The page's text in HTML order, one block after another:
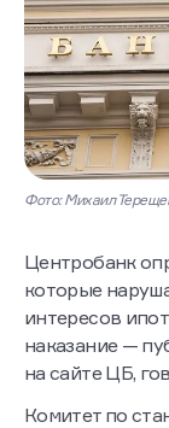
Фото: Михаил
Центробанк
которые
интересов
наказание —
на сайте ЦБ,
Комитет по